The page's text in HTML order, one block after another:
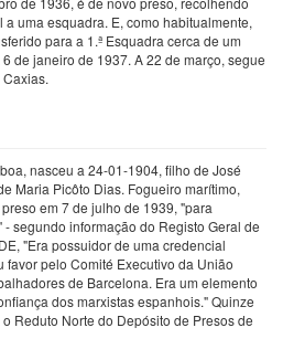
a uma esquadra. E, como habitualmente,
para a 1.ª Esquadra cerca de um
de janeiro de 1937. A 22 de março, segue
nasceu a 24-01-1904, filho de José
Maria Picôto Dias. Fogueiro marítimo,
em 7 de julho de 1939, "para
- segundo informação do Registo Geral de
"Era possuidor de uma credencial
favor pelo Comité Executivo da União
de Barcelona. Era um elemento
dos marxistas espanhois." Quinze
Reduto Norte do Depósito de Presos de